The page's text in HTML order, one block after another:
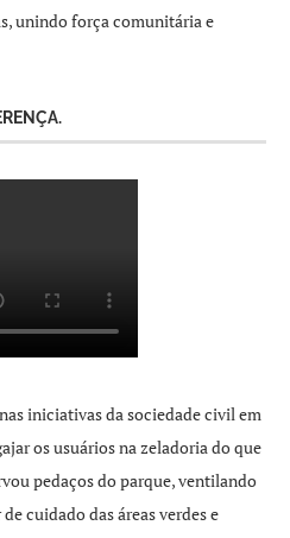
unindo força comunitária e
iniciativas da sociedade civil em
os usuários na zeladoria do que
pedaços do parque, ventilando
cuidado das áreas verdes e